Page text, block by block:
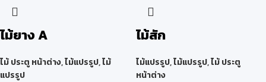
ไม้ยาง A
ไม้ ประตู หน้าต่าง,ไม้แปรรูป,ไม้
แปรรูป
ไม้สัก
ไม้แปรรูป,ไม้แปรรูป,ไม้ ประตู
หน้าต่าง